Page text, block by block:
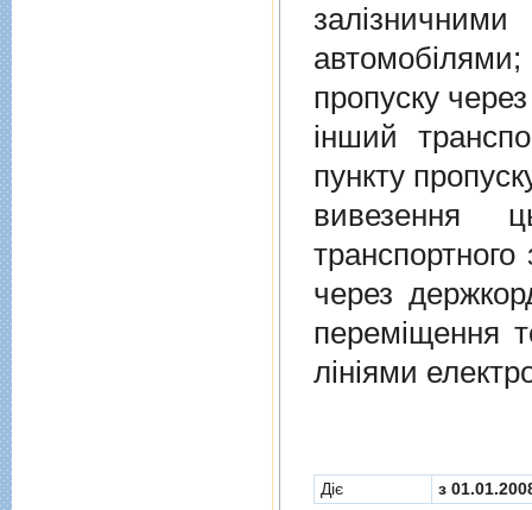
залiзничними
пропуску
iнший
пункту
вивезення
через
перемiщення
лiнiями
Діє з